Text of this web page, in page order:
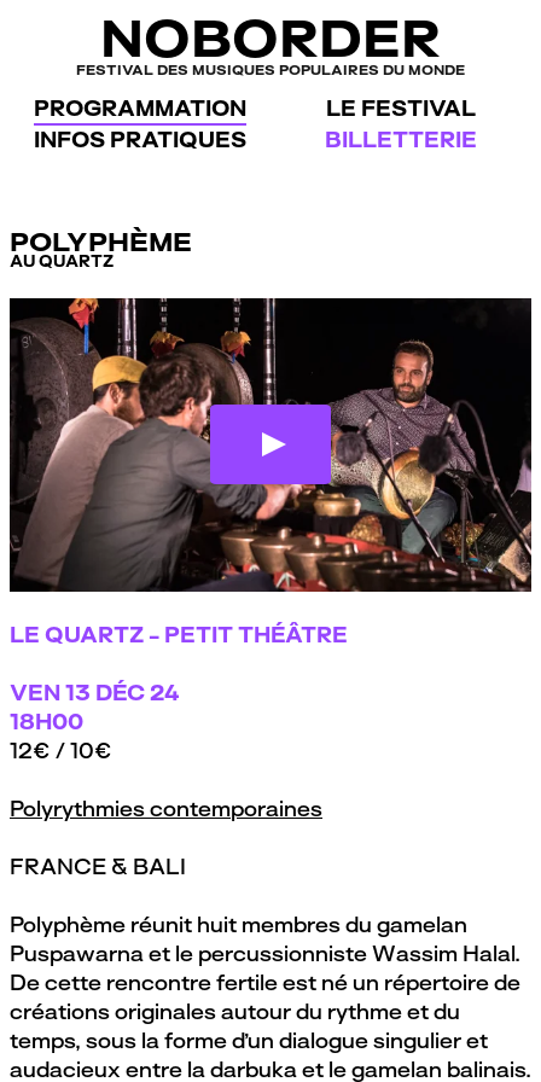
NOBORDER
FESTIVAL DES MUSIQUES POPULAIRES DU MONDE
PROGRAMMATION
LE FESTIVAL
INFOS PRATIQUES
BILLETTERIE
POLYPHÈME
AU QUARTZ
LE QUARTZ - PETIT THÉÂTRE
VEN13 DÉC 24
18H00
12€ / 10€
Polyrythmies contemporaines
FRANCE & BALI
Polyphème réunit huit membres du gamelan
Puspawarna et le percussionniste Wassim Halal.
De cette rencontre fertile est né un répertoire de
créations originales autour du rythme et du
temps, sous la forme d’un dialogue singulier et
audacieux entre la darbuka et le gamelan balinais.